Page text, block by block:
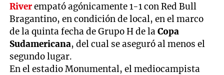
Riverempató agónicamente 1-1 con Red Bull
Bragantino, en condición de local, en el marco
de la quinta fecha de Grupo H de laCopa
Sudamericana, del cual se aseguró al menos el
segundo lugar.
En el estadio Monumental, el mediocampista